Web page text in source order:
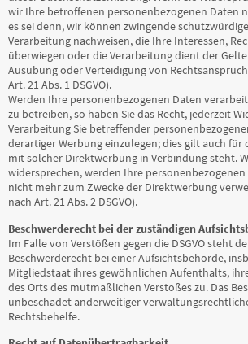
wir Ihre betroffenen personenbezogenen Daten
es sei denn, wir können zwingende
Verarbeitung nachweisen, die Ihre Interessen,
überwiegen oder die Verarbeitung dient der
Ausübung oder Verteidigung von
Art. 21 Abs. 1 DSGVO).
Werden Ihre personenbezogenen Daten
zu betreiben, so haben Sie das Recht, jederzeit
Verarbeitung Sie betreffender
derartiger Werbung einzulegen; dies gilt auch für
mit solcher Direktwerbung in Verbindung steht.
widersprechen, werden Ihre
nicht mehr zum Zwecke der Direktwerbung
nach Art. 21 Abs. 2 DSGVO).
Beschwerderecht bei der zuständigen
Im Falle von Verstößen gegen die DSGVO steht
Beschwerderecht bei einer Aufsichtsbehörde,
Mitgliedstaat ihres gewöhnlichen Aufenthalts,
des Orts des mutmaßlichen Verstoßes zu. Das
unbeschadet anderweitiger
Rechtsbehelfe.